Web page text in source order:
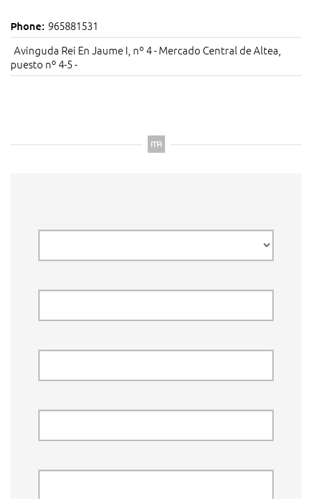
Phone: 965881531
Avinguda Rei En Jaume I, nº 4 - Mercado Central de Altea,
puesto nº 4-5 -